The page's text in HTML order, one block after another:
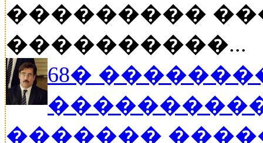
���������
����������...
68�
�������